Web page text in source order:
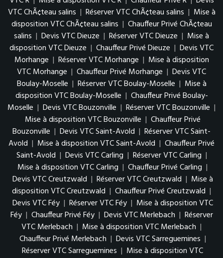
VTC ChÃ¢teau salins | Réserver VTC ChÃ¢teau salins | Mise à
disposition VTC ChÃ¢teau salins | Chauffeur Privé ChÃ¢teau
salins | Devis VTC Dieuze | Réserver VTC Dieuze | Mise à
disposition VTC Dieuze | Chauffeur Privé Dieuze | Devis VTC
Morhange | Réserver VTC Morhange | Mise à disposition
VTC Morhange | Chauffeur Privé Morhange | Devis VTC
Boulay-Moselle | Réserver VTC Boulay-Moselle | Mise à
disposition VTC Boulay-Moselle | Chauffeur Privé Boulay-
Moselle | Devis VTC Bouzonville | Réserver VTC Bouzonville |
Mise à disposition VTC Bouzonville | Chauffeur Privé
Bouzonville | Devis VTC Saint-Avold | Réserver VTC Saint-
Avold | Mise à disposition VTC Saint-Avold | Chauffeur Privé
Saint-Avold | Devis VTC Carling | Réserver VTC Carling |
Mise à disposition VTC Carling | Chauffeur Privé Carling |
Devis VTC Creutzwald | Réserver VTC Creutzwald | Mise à
disposition VTC Creutzwald | Chauffeur Privé Creutzwald |
Devis VTC Féy | Réserver VTC Féy | Mise à disposition VTC
Féy | Chauffeur Privé Féy | Devis VTC Merlebach | Réserver
VTC Merlebach | Mise à disposition VTC Merlebach |
Chauffeur Privé Merlebach | Devis VTC Sarreguemines |
Réserver VTC Sarreguemines | Mise à disposition VTC